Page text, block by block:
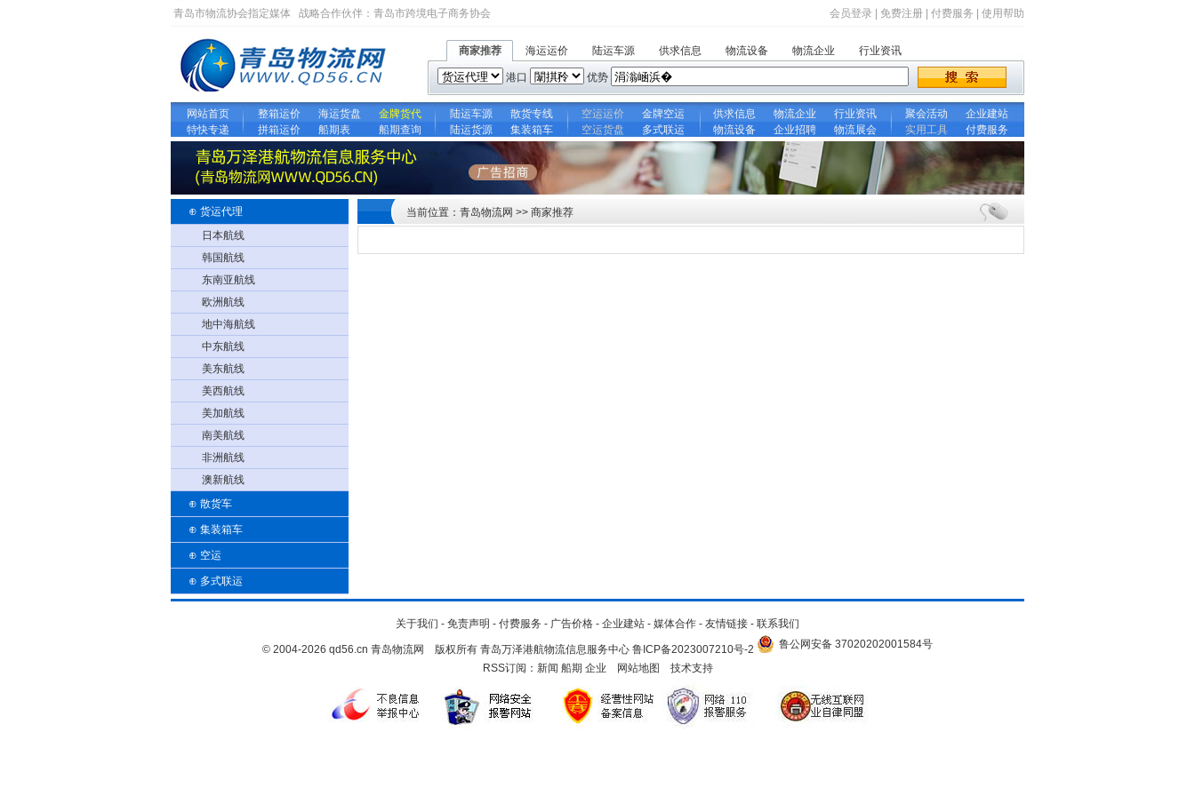
青岛市物流协会指定媒体 战略合作伙伴： 青岛市跨境电子商务协会 会员登录 免费注册 付费服务 使用帮助
商家推荐 海运运价 陆运车源 供求信息 物流设备 物流企业 行业资讯
港口 优势
网站首页 整箱运价 海运货盘 金牌货代 陆运车源 散货专线 空运运价 金牌空运 供求信息 物流企业 行业资讯 聚会活动
企业建站
特快专递
拼箱运价 船期表 船期查询 陆运货源 集装箱车 空运货盘 多式联运 物流设备 企业招聘 物流展会 实用工具 付费服务
⊕ 货运代理
日本航线
韩国航线
东南亚航线
欧洲航线
地中海航线
中东航线
美东航线
美西航线
美加航线
南美航线
非洲航线
澳新航线
⊕ 散货车
⊕ 集装箱车
⊕ 空运
⊕ 多式联运
当前位置：青岛物流网 >> 商家推荐
关于我们 - 免责声明 - 付费服务 - 广告价格 - 企业建站 - 媒体合作 - 友情链接 - 联系我们
© 2004-2026 qd56.cn 青岛物流网 版权所有 青岛万泽港航物流信息服务中心 鲁ICP备2023007210号-2
鲁公网安备 37020202001584号
RSS订阅： 新闻 船期 企业 网站地图 技术支持